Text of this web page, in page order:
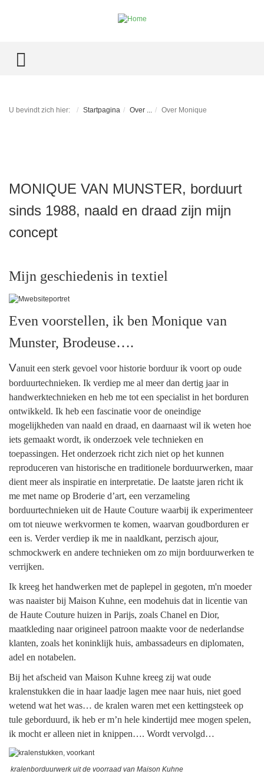
TOGGLE MENU
U bevindt zich hier: Startpagina Over ... Over Monique
MONIQUE VAN MUNSTER, borduurt
sinds 1988, naald en draad zijn mijn
concept
Mijn geschiedenis in textiel
Even voorstellen, ik ben Monique van
Munster, Brodeuse….
Vanuit een sterk gevoel voor historie borduur ik voort op oude
borduurtechnieken. Ik verdiep me al meer dan dertig jaar in
handwerktechnieken en heb me tot een specialist in het borduren
ontwikkeld. Ik heb een fascinatie voor de oneindige
mogelijkheden van naald en draad, en daarnaast wil ik weten hoe
iets gemaakt wordt, ik onderzoek vele technieken en
toepassingen. Het onderzoek richt zich niet op het kunnen
reproduceren van historische en traditionele borduurwerken, maar
dient meer als inspiratie en interpretatie. De laatste jaren richt ik
me met name op Broderie d’art, een verzameling
borduurtechnieken uit de Haute Couture waarbij ik experimenteer
om tot nieuwe werkvormen te komen, waarvan goudborduren er
een is. Verder verdiep ik me in naaldkant, perzisch ajour,
schmockwerk en andere technieken om zo mijn borduurwerken te
verrijken.
Ik kreeg het handwerken met de paplepel in gegoten, m'n moeder
was naaister bij Maison Kuhne, een modehuis dat in licentie van
de Haute Couture huizen in Parijs, zoals Chanel en Dior,
maatkleding naar origineel patroon maakte voor de nederlandse
klanten, zoals het koninklijk huis, ambassadeurs en diplomaten,
adel en notabelen.
Bij het afscheid van Maison Kuhne kreeg zij wat oude
kralenstukken die in haar laadje lagen mee naar huis, niet goed
wetend wat het was… de kralen waren met een kettingsteek op
tule geborduurd, ik heb er m’n hele kindertijd mee mogen spelen,
ik mocht er alleen niet in knippen…. Wordt vervolgd…
kralenborduurwerk uit de voorraad van Maison Kuhne